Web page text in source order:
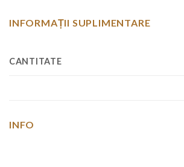
INFORMAȚII SUPLIMENTARE
CANTITATE
INFO